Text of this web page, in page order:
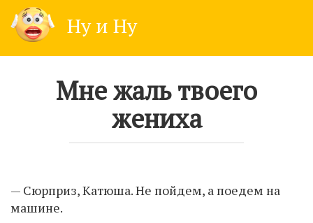
content
Ну и Ну
Мне жаль твоего
жениха
— Сюрприз, Катюша. Не пойдем, а поедем на
машине.